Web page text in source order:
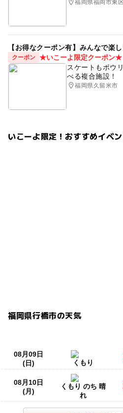
福岡県福岡市東区
【お得なクーポン有】みんなで楽
クーポン ★いこーよ限定クーポン★
スケートもボウ
べる複合施設！
福岡県久留米市
いこーよ限定！おすすめイベ
福岡県行橋市の天気
08月09日
(日)
くもり
08月10日
(月)
くもり のち 晴
れ